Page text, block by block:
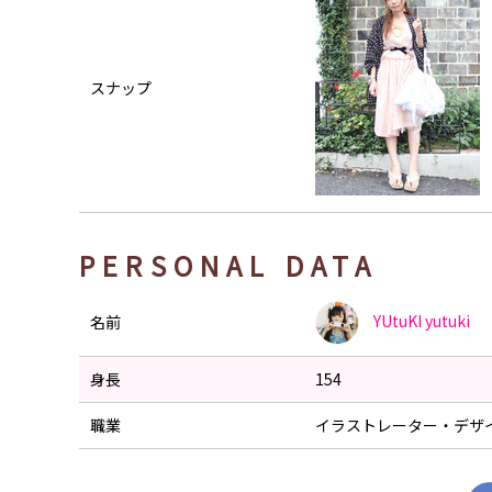
スナップ
PERSONAL DATA
名前 YUtuKI yutuki
身長 154
職業 イラストレーター・デザ